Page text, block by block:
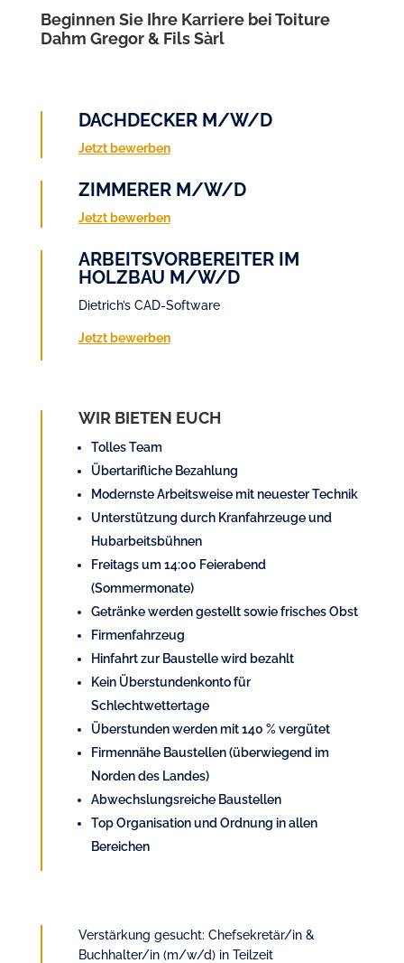
Beginnen Sie Ihre Karriere bei Toiture
Dahm Gregor & Fils Sàrl
DACHDECKER M/W/D
Jetzt bewerben
ZIMMERER M/W/D
Jetzt bewerben
ARBEITSVORBEREITER IM
HOLZBAU M/W/D
Dietrich’s CAD-Software
Jetzt bewerben
WIR BIETEN EUCH
Tolles Team
Übertarifliche Bezahlung
Modernste Arbeitsweise mit neuester Technik
Unterstützung durch Kranfahrzeuge und
Hubarbeitsbühnen
Freitags um 14:00 Feierabend
(Sommermonate)
Getränke werden gestellt sowie frisches Obst
Firmenfahrzeug
Hinfahrt zur Baustelle wird bezahlt
Kein Überstundenkonto für
Schlechtwettertage
Überstunden werden mit 140 % vergütet
Firmennähe Baustellen (überwiegend im
Norden des Landes)
Abwechslungsreiche Baustellen
Top Organisation und Ordnung in allen
Bereichen
Verstärkung gesucht: Chefsekretär/in &
Buchhalter/in (m/w/d) in Teilzeit